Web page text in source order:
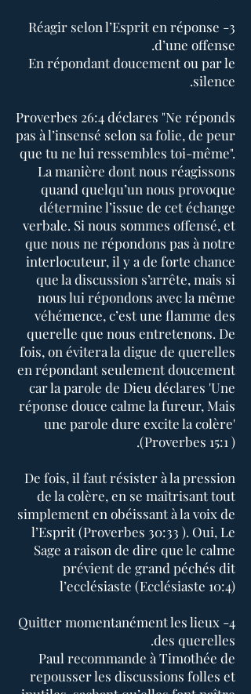
3- Réagir selon l’Esprit en réponse
d’une offense.
En répondant doucement ou par le
silence.
Proverbes 26:4 déclares "Ne réponds
pas à l’insensé selon sa folie, de peur
que tu ne lui ressembles toi-même".
La manière dont nous réagissons
quand quelqu’un nous provoque
détermine l’issue de cet échange
verbale. Si nous sommes offensé, et
que nous ne répondons pas à notre
interlocuteur, il y a de forte chance
que la discussion s’arrête, mais si
nous lui répondons avec la même
véhémence, c’est une flamme des
querelle que nous entretenons. De
fois, on évitera la digue de querelles
en répondant seulement doucement
car la parole de Dieu déclares 'Une
réponse douce calme la fureur, Mais
une parole dure excite la colère'
(Proverbes 15:1 ).
De fois, il faut résister à la pression
de la colère, en se maîtrisant tout
simplement en obéissant à la voix de
l’Esprit (Proverbes 30:33 ). Oui, Le
Sage a raison de dire que le calme
prévient de grand péchés dit
l’ecclésiaste (Ecclésiaste 10:4)
4- Quitter momentanément les lieux
des querelles.
Paul recommande à Timothée de
repousser les discussions folles et